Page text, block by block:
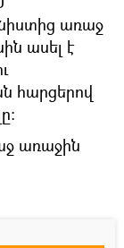
առաջ
ասել է
հարցերով
առաջին